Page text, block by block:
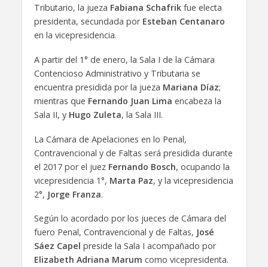
Tributario, la jueza Fabiana Schafrikfue electa
presidenta, secundada por Esteban Centanaro
en la vicepresidencia.
A partir del 1° de enero, la Sala I de la Cámara
Contencioso Administrativo y Tributaria se
encuentra presidida por la jueza Mariana Díaz;
mientras que Fernando Juan Lima encabeza la
Sala II, y Hugo Zuleta, la Sala III.
La Cámara de Apelaciones en lo Penal,
Contravencional y de Faltas será presidida durante
el 2017 por el juez Fernando Bosch, ocupando la
vicepresidencia 1°, Marta Paz, y la vicepresidencia
2°, Jorge Franza.
Según lo acordado por los jueces de Cámara del
fuero Penal, Contravencional y de Faltas, José
Sáez Capel preside la Sala I acompañado por
Elizabeth Adriana Marum como vicepresidenta.